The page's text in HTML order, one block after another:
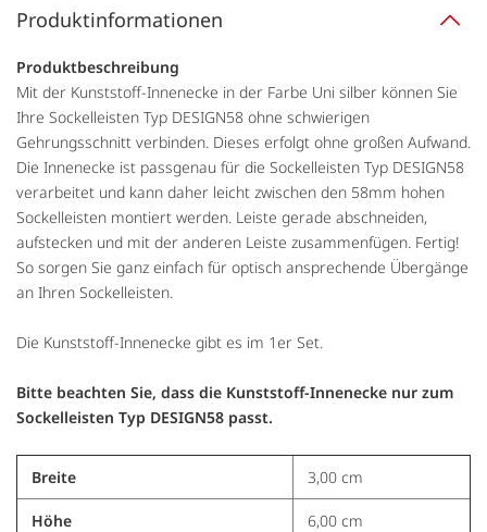
Produktinformationen
Produktbeschreibung
Mit der Kunststoff-Innenecke in der Farbe Uni silber können Sie
Ihre Sockelleisten Typ DESIGN58 ohne schwierigen
Gehrungsschnitt verbinden. Dieses erfolgt ohne großen Aufwand.
Die Innenecke ist passgenau für die Sockelleisten Typ DESIGN58
verarbeitet und kann daher leicht zwischen den 58mm hohen
Sockelleisten montiert werden. Leiste gerade abschneiden,
aufstecken und mit der anderen Leiste zusammenfügen. Fertig!
So sorgen Sie ganz einfach für optisch ansprechende Übergänge
an Ihren Sockelleisten.
Die Kunststoff-Innenecke gibt es im 1er Set.
Bitte beachten Sie, dass die Kunststoff-Innenecke nur zum
Sockelleisten Typ DESIGN58 passt.
Breite 3,00 cm
Höhe 6,00 cm